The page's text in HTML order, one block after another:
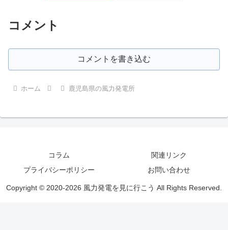
コメント
コメントを書き込む
ホーム 鹿児島県の風力発電所
コラム
関連リンク
プライバシーポリシー
お問い合わせ
Copyright © 2020-2026 風力発電を見に行こう All Rights Reserved.